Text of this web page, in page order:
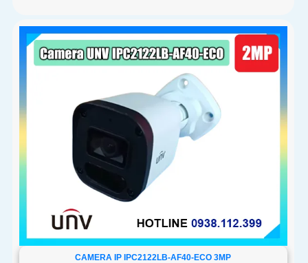
CAMERA IP IPC2122LB-AF40-ECO 3MP